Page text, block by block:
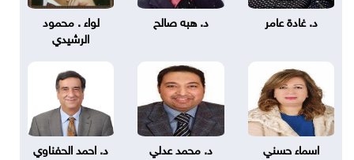
د. غادة عامر د. هبه صالح
لواء . محمود
الرشيدي
اسماء حسني د. محمد عدلي د. احمد الحفناوي